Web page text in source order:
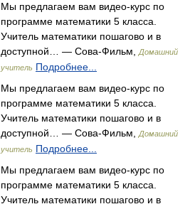
Мы предлагаем вам видео-курс по
программе математики 5 класса.
Учитель математики пошагово и в
доступной… — Сова-Фильм,
Домашний
учитель Подробнее...
Мы предлагаем вам видео-курс по
программе математики 5 класса.
Учитель математики пошагово и в
доступной… — Сова-Фильм,
Домашний
учитель Подробнее...
Мы предлагаем вам видео-курс по
программе математики 5 класса.
Учитель математики пошагово и в